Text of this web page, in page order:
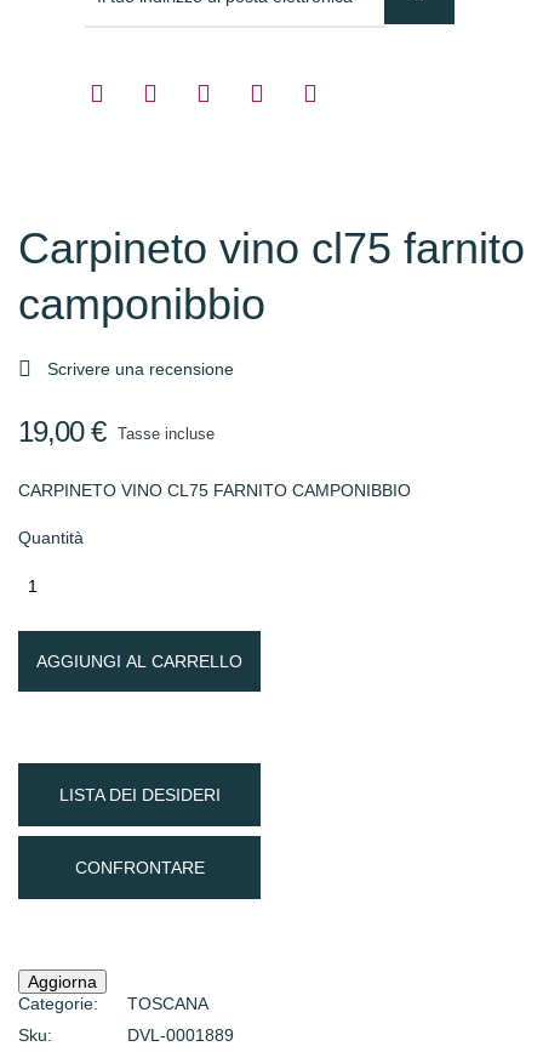
Carpineto vino cl75 farnito
camponibbio
 Scrivere una recensione
19,00 € Tasse incluse
CARPINETO VINO CL75 FARNITO CAMPONIBBIO
Quantità
AGGIUNGI AL CARRELLO
LISTA DEI DESIDERI
CONFRONTARE
Categorie:
TOSCANA
Sku:
DVL-0001889